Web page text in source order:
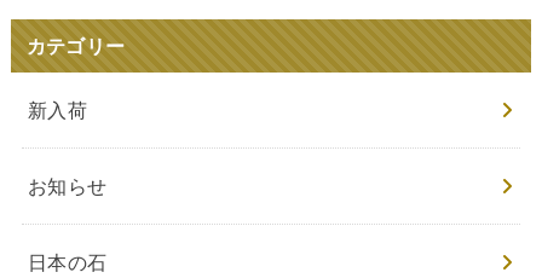
カテゴリー
新入荷
お知らせ
日本の石